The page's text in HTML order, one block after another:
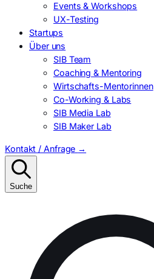
Events & Workshops
UX-Testing
Startups
Über uns
SIB Team
Coaching & Mentoring
Wirtschafts-Mentorinnen
Co-Working & Labs
SIB Media Lab
SIB Maker Lab
Kontakt / Anfrage →
Suche